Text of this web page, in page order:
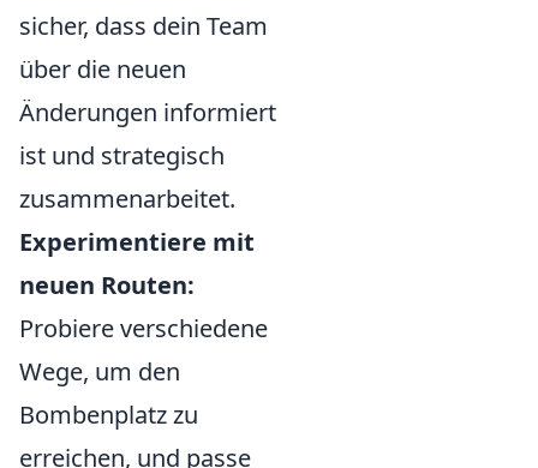
sicher, dass dein Team
über die neuen
Änderungen informiert
ist und strategisch
zusammenarbeitet.
Experimentiere mit
neuen Routen:
Probiere verschiedene
Wege, um den
Bombenplatz zu
erreichen, und passe